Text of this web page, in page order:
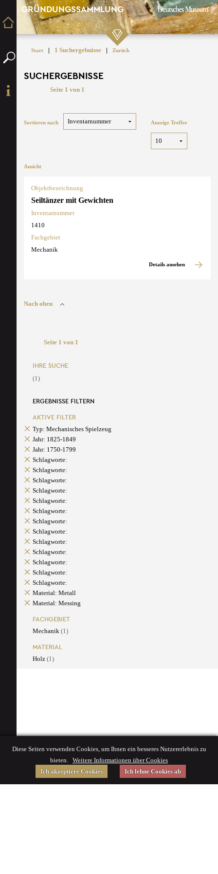
GRÜNDUNGSSAMMLUNG
Start | 1 Suchergebnisse | Zurück
SUCHERGEBNISSE
Seite 1 von 1
Sortieren nach Anzeige Treffer
Ansicht
Objektbezeichnung
Seiltänzer mit Gewichten
Inventarnummer
1410
Fachgebiet
Mechanik
Details ansehen
Nach oben
Seite 1 von 1
IHRE SUCHE
(1)
ERGEBNISSE FILTERN
AKTIVE FILTER
Typ: Mechanisches Spielzeug
Jahr: 1825-1849
Jahr: 1750-1799
Schlagworte:
Schlagworte:
Schlagworte:
Schlagworte:
Schlagworte:
Schlagworte:
Schlagworte:
Schlagworte:
Schlagworte:
Schlagworte:
Schlagworte:
Schlagworte:
Schlagworte:
Material: Metall
Material: Messing
FACHGEBIET
Mechanik (1)
MATERIAL
Holz (1)
Diese Seiten verwenden Cookies, um Ihnen ein besseres Nutzererlebnis zu
bieten. Weitere Informationen über Cookies
Ich akzeptiere Cookies
Ich lehne Cookies ab